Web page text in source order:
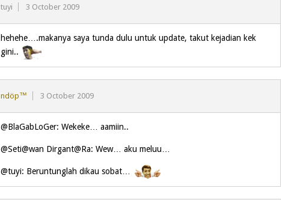
tuyi 3 October 2009
hehehe….makanya saya tunda dulu untuk update, takut kejadian kek
gini..
ndöp™ 3 October 2009
@BlaGabLoGer: Wekeke… aamiin..
@Seti@wan Dirgant@Ra: Wew… aku meluu…
@tuyi: Beruntunglah dikau sobat…